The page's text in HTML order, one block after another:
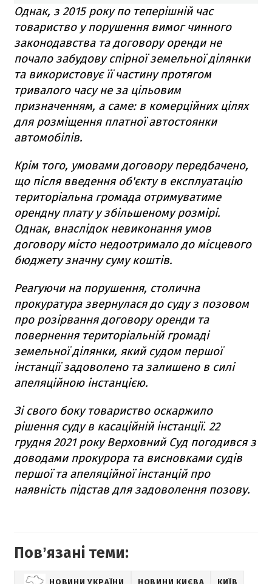
Однак, з 2015 року по теперішній час
товариство у порушення вимог чинного
законодавства та договору оренди не
почало забудову спірної земельної ділянки
та використовує її частину протягом
тривалого часу не за цільовим
призначенням, а саме: в комерційних цілях
для розміщення платної автостоянки
автомобілів.
Крім того, умовами договору передбачено,
що після введення об'єкту в експлуатацію
територіальна громада отримуватиме
орендну плату у збільшеному розмірі.
Однак, внаслідок невиконання умов
договору місто недоотримало до місцевого
бюджету значну суму коштів.
Реагуючи на порушення, столична
прокуратура звернулася до суду з позовом
про розірвання договору оренди та
повернення територіальній громаді
земельної ділянки, який судом першої
інстанції задоволено та залишено в силі
апеляційною інстанцією.
Зі свого боку товариство оскаржило
рішення суду в касаційній інстанції. 22
грудня 2021 року Верховний Суд погодився з
доводами прокурора та висновками судів
першої та апеляційної інстанцій про
наявність підстав для задоволення позову.
Повʼязані теми:
НОВИНИ УКРАЇНИ НОВИНИ КИЄВА КИЇВ